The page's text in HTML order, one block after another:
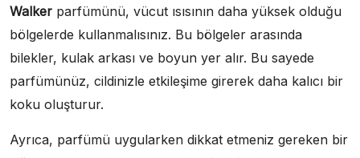
Walker parfümünü, vücut ısısının daha yüksek olduğu
bölgelerde kullanmalısınız. Bu bölgeler arasında
bilekler, kulak arkası ve boyun yer alır. Bu sayede
parfümünüz, cildinizle etkileşime girerek daha kalıcı bir
koku oluşturur.
Ayrıca, parfümü uygularken dikkat etmeniz gereken bir